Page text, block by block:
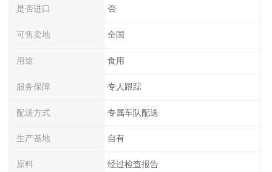
是否进口 否
可售卖地 全国
用途 食用
服务保障 专人跟踪
配送方式 专属车队配送
生产基地 自有
原料 经过检查报告